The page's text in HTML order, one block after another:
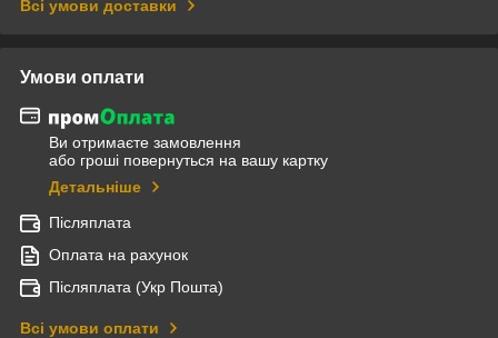
Всі умови доставки
Умови оплати
Ви отримаєте замовлення
або гроші повернуться на вашу картку
Детальніше
Післяплата
Оплата на рахунок
Післяплата (Укр Пошта)
Всі умови оплати